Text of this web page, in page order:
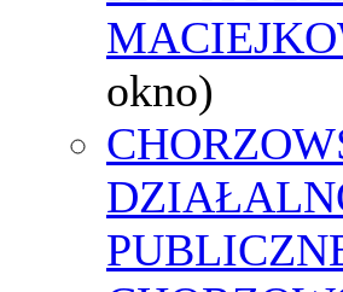
okno)